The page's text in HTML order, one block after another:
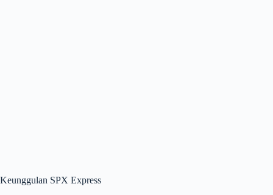
Keunggulan SPX Express